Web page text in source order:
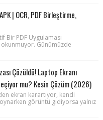
| OCR, PDF Birleştirme,
Bir PDF Uygulaması
Günümüzde
Çözüldü! Laptop Ekranı
mu? Kesin Çözüm (2026)
ekran karartıyor, kendi
görüntü gidiyorsa yalnız